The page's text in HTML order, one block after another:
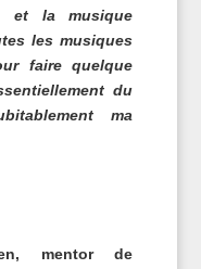
et la musique
les musiques
faire quelque
du
ma
mentor de